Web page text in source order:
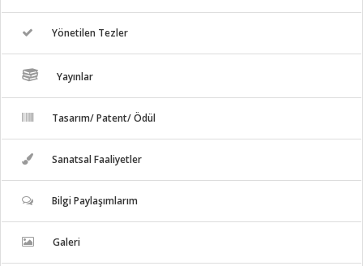
Yönetilen Tezler
Yayınlar
Tasarım/ Patent/ Ödül
Sanatsal Faaliyetler
Bilgi Paylaşımlarım
Galeri